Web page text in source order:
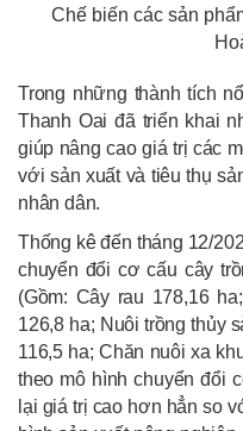
Chế biến các sản
Trong những thành tích
Thanh Oai đã triển khai
giúp nâng cao giá trị các
với sản xuất và tiêu thụ
nhân dân.
Thống kê đến tháng 12/
chuyển đổi cơ cấu cây
(Gồm: Cây rau 178,16
126,8 ha; Nuôi trồng thủy
116,5 ha; Chăn nuôi xa
theo mô hình chuyển đổi
lại giá trị cao hơn hẳn so